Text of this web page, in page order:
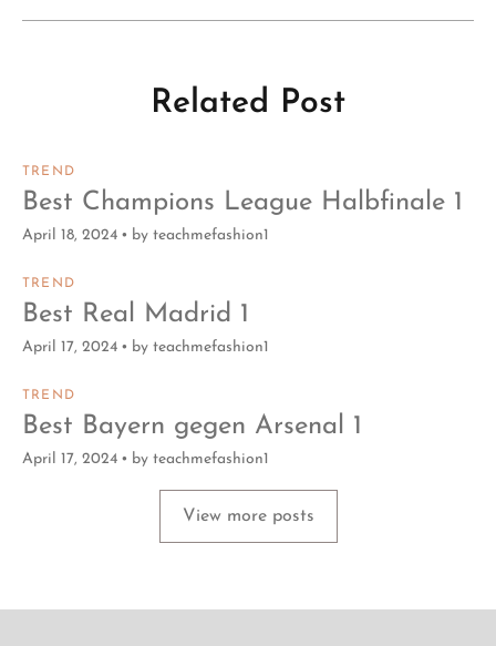
Related Post
TREND
Best Champions League Halbfinale 1
April 18, 2024 by teachmefashion1
TREND
Best Real Madrid 1
April 17, 2024 by teachmefashion1
TREND
Best Bayern gegen Arsenal 1
April 17, 2024 by teachmefashion1
View more posts